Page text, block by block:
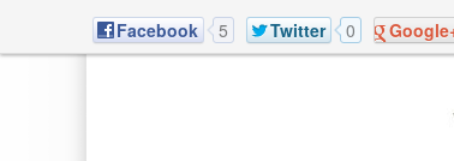
Facebook 5 Twitter 0